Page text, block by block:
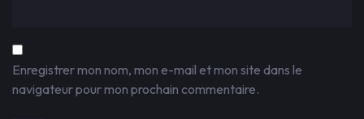
Enregistrer mon nom, mon e-mail et mon site dans le
navigateur pour mon prochain commentaire.